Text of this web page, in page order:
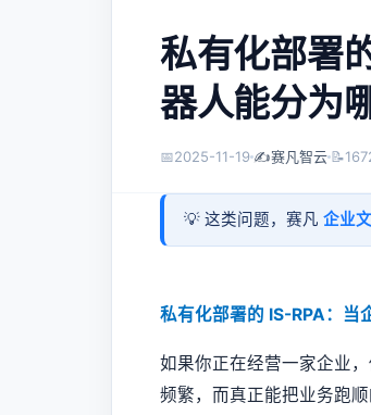
私有化部署
器人能分为
📅2025-11-19 ✍️赛凡智云 📝
💡 这类问题，赛凡 企业
私有化部署的 IS-RPA：当
如果你正在经营一家企业
频繁，而真正能把业务跑